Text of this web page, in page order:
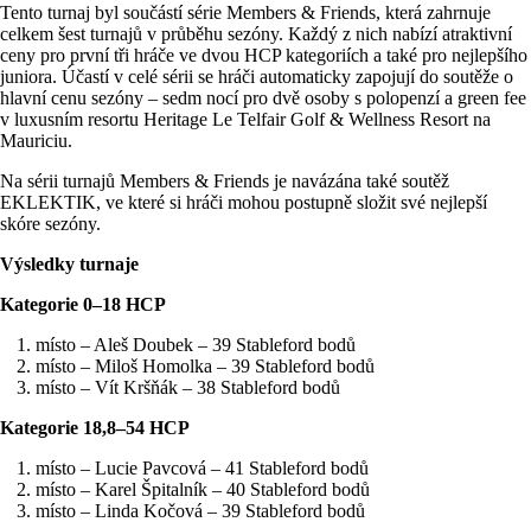
Tento turnaj byl součástí série Members & Friends, která zahrnuje
celkem šest turnajů v průběhu sezóny. Každý z nich nabízí atraktivní
ceny pro první tři hráče ve dvou HCP kategoriích a také pro nejlepšího
juniora. Účastí v celé sérii se hráči automaticky zapojují do soutěže o
hlavní cenu sezóny – sedm nocí pro dvě osoby s polopenzí a green fee
v luxusním resortu Heritage Le Telfair Golf & Wellness Resort na
Mauriciu.
Na sérii turnajů Members & Friends je navázána také soutěž
EKLEKTIK, ve které si hráči mohou postupně složit své nejlepší
skóre sezóny.
Výsledky turnaje
Kategorie 0–18 HCP
místo – Aleš Doubek – 39 Stableford bodů
místo – Miloš Homolka – 39 Stableford bodů
místo – Vít Kršňák – 38 Stableford bodů
Kategorie 18,8–54 HCP
místo – Lucie Pavcová – 41 Stableford bodů
místo – Karel Špitalník – 40 Stableford bodů
místo – Linda Kočová – 39 Stableford bodů